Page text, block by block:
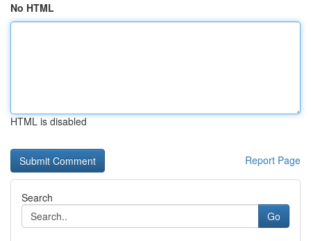
No HTML
HTML is disabled
Report Page
Search
Go